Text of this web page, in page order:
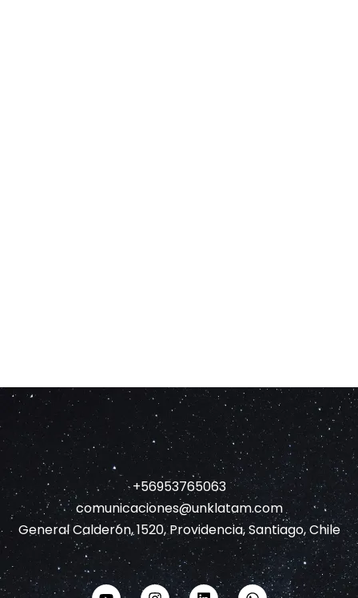
+56953765063
comunicaciones@unklatam.com
General Calderón, 1520, Providencia, Santiago, Chile